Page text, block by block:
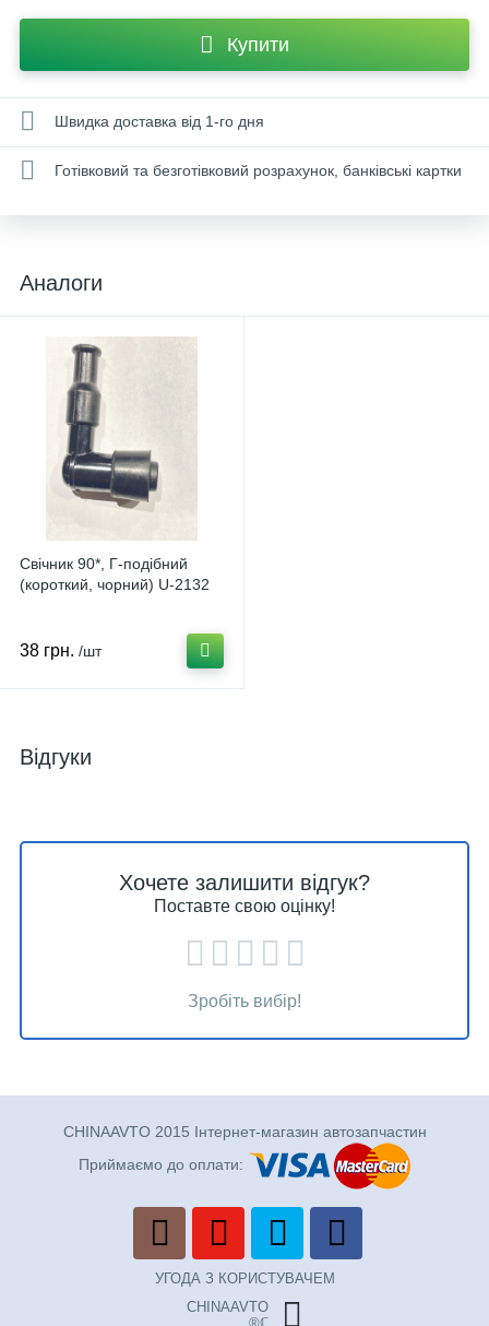
Купити
Швидка доставка від 1-го дня
Готівковий та безготівковий розрахунок, банківські картки
Аналоги
Свічник 90*, Г-подібний
(короткий, чорний) U-2132
38 грн. /шт
Відгуки
Хочете залишити відгук?
Поставте свою оцінку!
Зробіть вибір!
CHINAAVTO 2015 Інтернет-магазин автозапчастин
Приймаємо до оплати:
УГОДА З КОРИСТУВАЧЕМ
CHINAAVTO